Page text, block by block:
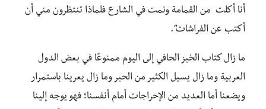
أنا أكلت من القمامة ونمت في الشارع فلماذا تنتظرون مني أن
أكتب عن الفراشات”.
ما زال كتاب الخبز الحافي إلى اليوم ممنوعًا في بعض الدول
العربية وما زال يسيل الكثير من الحبر وما زال يعرينا باستمرار
ويضعنا أما العديد من الإحراجات أمام أنفسنا؛ فهو يوجه إلينا